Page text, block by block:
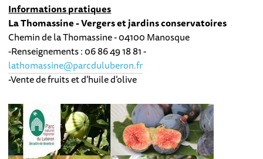
Informations pratiques
La Thomassine - Vergers et jardins conservatoires
Chemin de la Thomassine - 04100 Manosque
-Renseignements : 06 86 49 18 81 -
lathomassine@parcduluberon.fr
-Vente de fruits et d'huile d’olive